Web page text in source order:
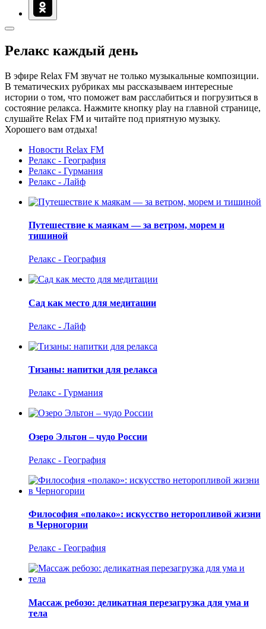
Релакс каждый день
В эфире Relax FM звучат не только музыкальные композиции.
В тематических рубриках мы рассказываем интересные
истории о том, что поможет вам расслабиться и погрузиться в
состояние релакса. Нажмите кнопку play на главной странице,
слушайте Relax FM и читайте под приятную музыку.
Хорошего вам отдыха!
Новости Relax FM
Релакс - География
Релакс - Гурмания
Релакс - Лайф
Путешествие к маякам — за ветром, морем и
тишиной
Релакс - География
Сад как место для медитации
Релакс - Лайф
Тизаны: напитки для релакса
Релакс - Гурмания
Озеро Эльтон – чудо России
Релакс - География
Философия «полако»: искусство неторопливой жизни
в Черногории
Релакс - География
Массаж ребозо: деликатная перезагрузка для ума и
тела